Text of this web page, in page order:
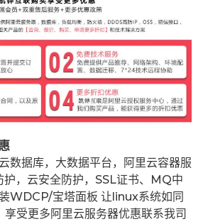
数据库，大数据平台，阿里云容器服
，云安全防护，SSL证书、MQ中
WDCP/宝塔面板 让 linux系统如同
受更多阿里云服务器优惠联系我司